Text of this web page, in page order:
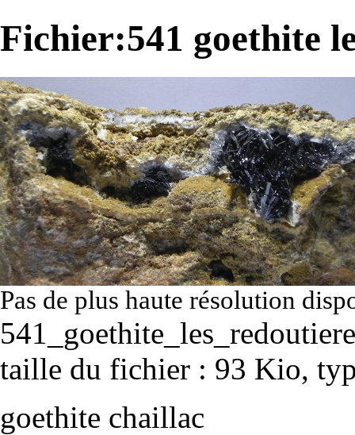
Fichier:541 goethite
Pas de plus haute résolution
taille du fichier : 93 Kio,
goethite chaillac